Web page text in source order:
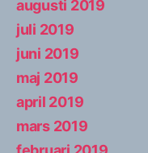
augusti 2019
juli 2019
juni 2019
maj 2019
april 2019
mars 2019